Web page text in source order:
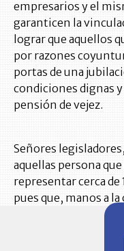
empresarios y el
garanticen la
lograr que aquellos
por razones
portas de una
condiciones dignas y
pensión de vejez.
Señores
aquellas persona
representar cerca de
pues que, manos a la